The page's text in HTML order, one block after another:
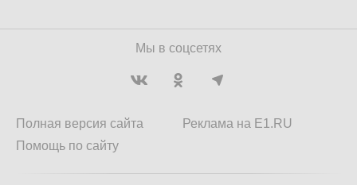
Мы в соцсетях
Полная версия сайта
Помощь по сайту
Реклама на E1.RU